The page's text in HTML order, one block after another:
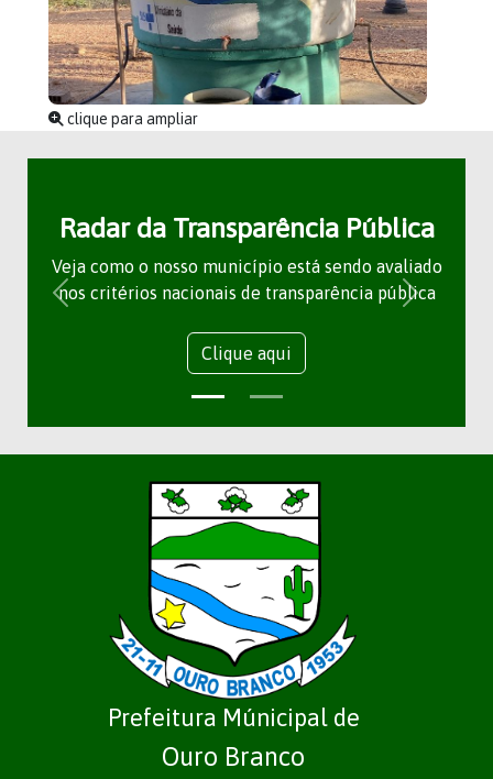
clique para ampliar
Radar da Transparência Pública
Veja como o nosso município está sendo avaliado
nos critérios nacionais de transparência pública
Clique aqui
Prefeitura Múnicipal de
Ouro Branco